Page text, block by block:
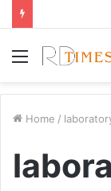
Menu
Home /